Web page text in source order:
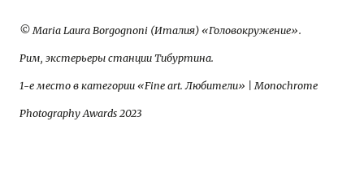
© Maria Laura Borgognoni (Италия) «Головокружение».
Рим, экстерьеры станции Тибуртина.
1-е место в категории «Fine art. Любители» | Monochrome
Photography Awards 2023